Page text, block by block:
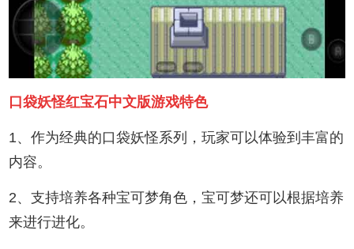
口袋妖怪红宝石中文版游戏特色
1、作为经典的口袋妖怪系列，玩家可以体验到丰富的
内容。
2、支持培养各种宝可梦角色，宝可梦还可以根据培养
来进行进化。